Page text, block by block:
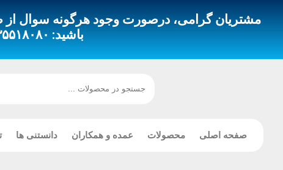
مشتریان گرامی، درصورت وجود هرگونه سوال از
باشید: ۰۴۱۳۵۵۱۸۰۸۰ –
صفحه اصلی محصولات عمده و همکاران دانستنی ها